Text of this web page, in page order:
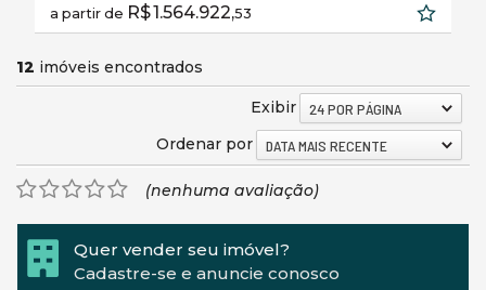
a partir de R$ 1.564.922,53
12 imóveis encontrados
Exibir 24 POR PÁGINA
Ordenar por DATA MAIS RECENTE
(nenhuma avaliação)
Quer vender seu imóvel?
Cadastre-se e anuncie conosco